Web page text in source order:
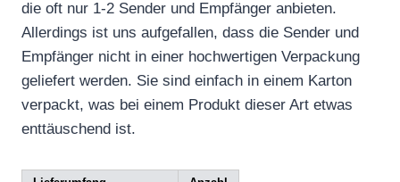
die oft nur 1-2 Sender und Empfänger anbieten.
Allerdings ist uns aufgefallen, dass die Sender und
Empfänger nicht in einer hochwertigen Verpackung
geliefert werden. Sie sind einfach in einem Karton
verpackt, was bei einem Produkt dieser Art etwas
enttäuschend ist.